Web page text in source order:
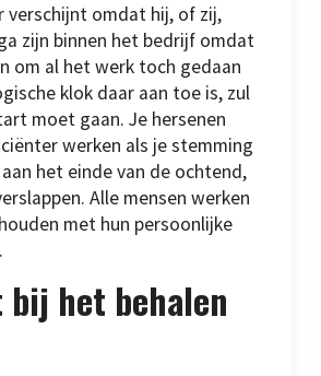
verschijnt omdat hij, of zij,
zijn binnen het bedrijf omdat
om al het werk toch gedaan
klok daar aan toe is, zul
moet gaan. Je hersenen
werken als je stemming
het einde van de ochtend,
Alle mensen werken
met hun persoonlijke
het behalen